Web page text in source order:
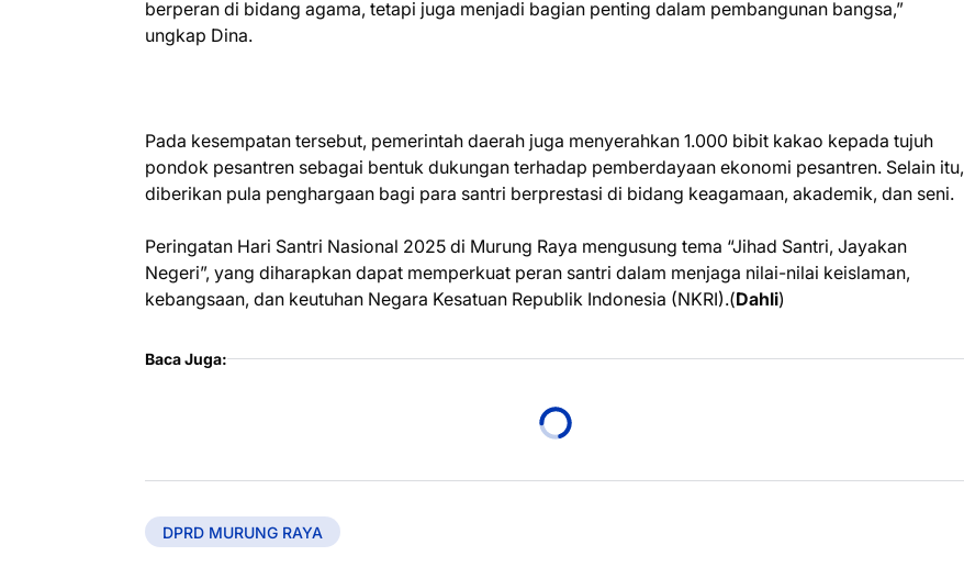
berperan di bidang agama, tetapi juga menjadi bagian penting dalam pembangunan bangsa,”
ungkap Dina.
Pada kesempatan tersebut, pemerintah daerah juga menyerahkan 1.000 bibit kakao kepada tujuh
pondok pesantren sebagai bentuk dukungan terhadap pemberdayaan ekonomi pesantren. Selain itu,
diberikan pula penghargaan bagi para santri berprestasi di bidang keagamaan, akademik, dan seni.
Peringatan Hari Santri Nasional 2025 di Murung Raya mengusung tema “Jihad Santri, Jayakan
Negeri”, yang diharapkan dapat memperkuat peran santri dalam menjaga nilai-nilai keislaman,
kebangsaan, dan keutuhan Negara Kesatuan Republik Indonesia (NKRI).(Dahli)
Baca Juga:
DPRD MURUNG RAYA